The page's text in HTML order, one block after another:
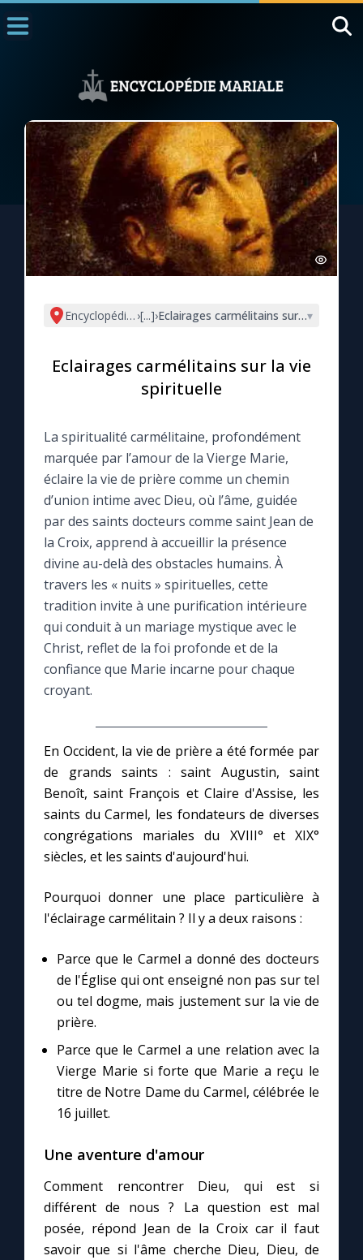
1000 Raisons de Croire
L'actualité de la semaine
La chaîne Youtube
La newsletter
La vidéo de la semaine
Le magazine
Le site internet
Questions-réponses
Prier au quotidien
Avec Thérèse de Lisieux
L'Évangile chaque jour
Les premiers samedis du mois
Marie qui défait les nœuds
Me consacrer à Jésus par Marie
Mes intentions de prière
Une Minute avec Marie
Une neuvaine
À la une
1000 Raisons de Croire
Chapelet pour le monde
Faire un don
Marie de Nazareth
Encyclopédie mariale
›[...]›Eclairages carmélitains sur la vie
▾
Eclairages carmélitains sur la vie
spirituelle
La spiritualité carmélitaine, profondément
marquée par l’amour de la Vierge Marie,
éclaire la vie de prière comme un chemin
d’union intime avec Dieu, où l’âme, guidée
par des saints docteurs comme saint Jean de
la Croix, apprend à accueillir la présence
divine au-delà des obstacles humains. À
travers les « nuits » spirituelles, cette
tradition invite à une purification intérieure
qui conduit à un mariage mystique avec le
Christ, reflet de la foi profonde et de la
confiance que Marie incarne pour chaque
croyant.
En Occident, la vie de prière a été formée par
de grands saints : saint Augustin, saint
Benoît, saint François et Claire d'Assise, les
saints du Carmel, les fondateurs de diverses
congrégations mariales du XVIII° et XIX°
siècles, et les saints d'aujourd'hui.
Pourquoi donner une place particulière à
l'éclairage carmélitain ? Il y a deux raisons :
Parce que le Carmel a donné des docteurs
de l'Église qui ont enseigné non pas sur tel
ou tel dogme, mais justement sur la vie de
prière.
Parce que le Carmel a une relation avec la
Vierge Marie si forte que Marie a reçu le
titre de Notre Dame du Carmel, célébrée le
16 juillet.
Une aventure d'amour
Comment rencontrer Dieu, qui est si
différent de nous ? La question est mal
posée, répond Jean de la Croix car il faut
savoir que si l'âme cherche Dieu, Dieu, de